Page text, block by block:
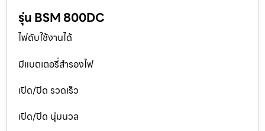
รุ่น BSM 800DC
ไฟดับใช้งานได้
มีแบตเตอรี่สำรองไฟ
เปิด/ปิด รวดเร็ว
เปิด/ปิด นุ่มนวล